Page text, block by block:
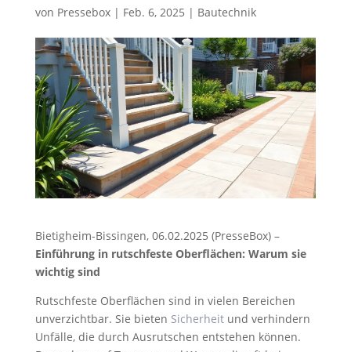
von Pressebox| Feb. 6, 2025 | Bautechnik
Bietigheim-Bissingen, 06.02.2025 (PresseBox) –
Einführung in rutschfeste Oberflächen: Warum sie
wichtig sind
Rutschfeste Oberflächen sind in vielen Bereichen
unverzichtbar. Sie bieten Sicherheitund verhindern
Unfälle, die durch Ausrutschen entstehen können.